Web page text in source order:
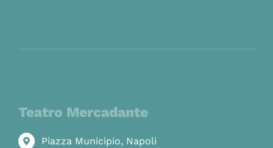
Teatro Mercadante
Piazza Municipio, Napoli